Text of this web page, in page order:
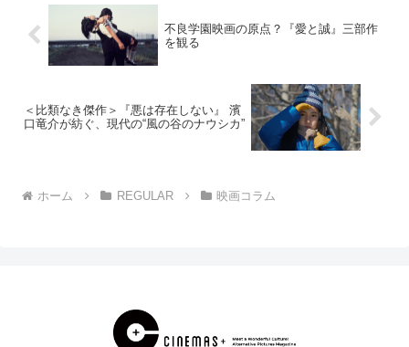
不良学園映画の原点？『愛と誠』三部作
を観る
＜比類なき傑作＞『悪は存在しない』 濱
口竜介が紡ぐ、現代の“風の谷のナウシカ”
ホーム REGULAR 映画コラム